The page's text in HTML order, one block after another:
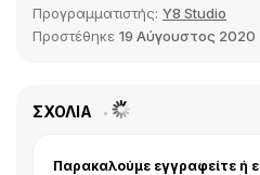
Προγραμματιστής: Y8 Studio
Προστέθηκε 19 Αύγουστος 2020
ΣΧΌΛΙΑ
Παρακαλούμε εγγραφείτε ή